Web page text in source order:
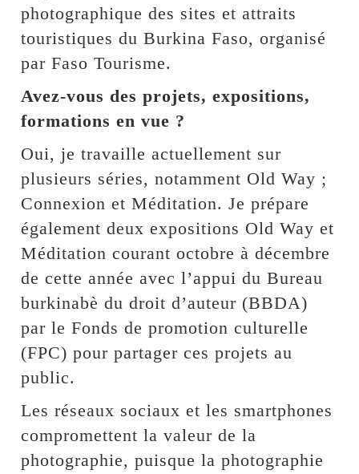
photographique des sites et attraits
touristiques du Burkina Faso, organisé
par Faso Tourisme.
Avez-vous des projets, expositions,
formations en vue ?
Oui, je travaille actuellement sur
plusieurs séries, notamment Old Way ;
Connexion et Méditation. Je prépare
également deux expositions Old Way et
Méditation courant octobre à décembre
de cette année avec l’appui du Bureau
burkinabè du droit d’auteur (BBDA)
par le Fonds de promotion culturelle
(FPC) pour partager ces projets au
public.
Les réseaux sociaux et les smartphones
compromettent la valeur de la
photographie, puisque la photographie